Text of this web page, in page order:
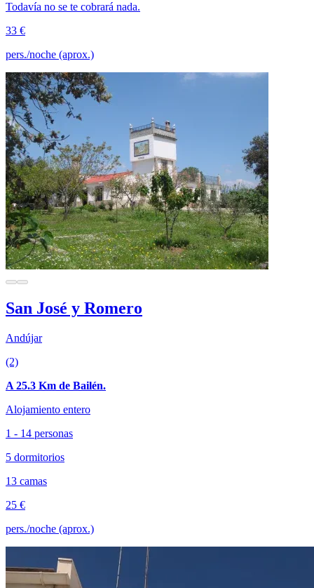
Todavía no se te cobrará nada.
33 €
pers./noche (aprox.)
San José y Romero
Andújar
(2)
A 25.3 Km de Bailén.
Alojamiento entero
1 - 14 personas
5 dormitorios
13 camas
25 €
pers./noche (aprox.)